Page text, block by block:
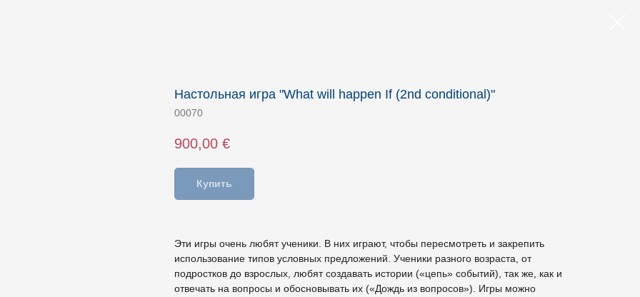
Настольная игра "What will happen If (2nd conditional)"
00070
900,00 €
Купить
Эти игры очень любят ученики. В них играют, чтобы пересмотреть и закрепить
использование типов условных предложений. Ученики разного возраста, от
подростков до взрослых, любят создавать истории («цепь» событий), так же, как и
отвечать на вопросы и обосновывать их («Дождь из вопросов»). Игры можно